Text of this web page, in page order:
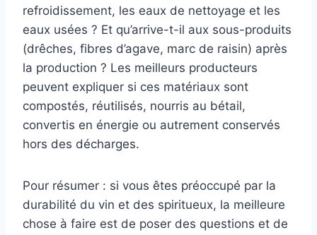
refroidissement, les eaux de nettoyage et les
eaux usées ? Et qu’arrive-t-il aux sous-produits
(drêches, fibres d’agave, marc de raisin) après
la production ? Les meilleurs producteurs
peuvent expliquer si ces matériaux sont
compostés, réutilisés, nourris au bétail,
convertis en énergie ou autrement conservés
hors des décharges.
Pour résumer : si vous êtes préoccupé par la
durabilité du vin et des spiritueux, la meilleure
chose à faire est de poser des questions et de